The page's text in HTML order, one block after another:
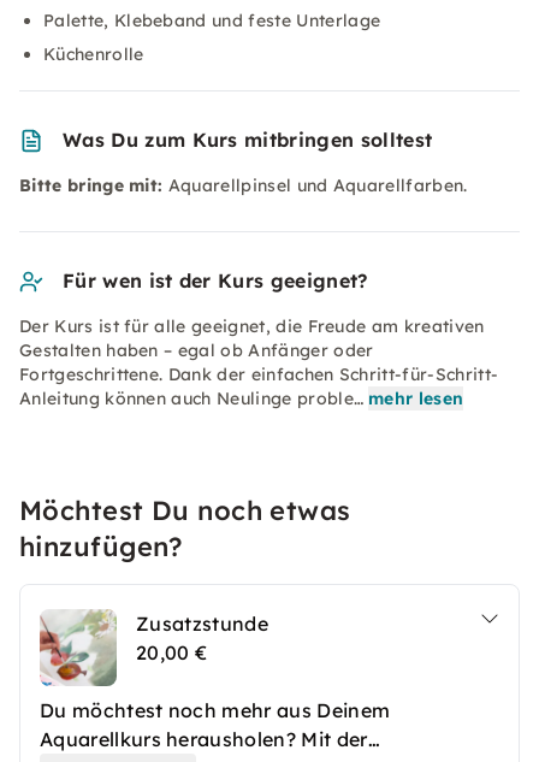
Palette, Klebeband und feste Unterlage
Küchenrolle
Was Du zum Kurs mitbringen solltest
Bitte bringe mit: Aquarellpinsel und Aquarellfarben.
Für wen ist der Kurs geeignet?
Der Kurs ist für alle geeignet, die Freude am kreativen
Gestalten haben – egal ob Anfänger oder
Fortgeschrittene. Dank der einfachen Schritt-für-Schritt-
Anleitung können auch Neulinge proble… mehr lesen
Möchtest Du noch etwas
hinzufügen?
Zusatzstunde
20,00 €
Du möchtest noch mehr aus Deinem
Aquarellkurs herausholen? Mit der